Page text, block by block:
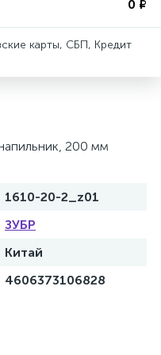
0 ₽
карты, СБП, Кредит
200 мм
1610-20-2_z01
ЗУБР
Китай
4606373106828